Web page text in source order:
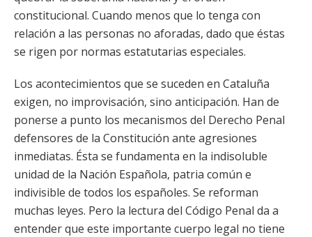
constitucional. Cuando menos que lo tenga con
relación a las personas no aforadas, dado que éstas
se rigen por normas estatutarias especiales.
Los acontecimientos que se suceden en Cataluña
exigen, no improvisación, sino anticipación. Han de
ponerse a punto los mecanismos del Derecho Penal
defensores de la Constitución ante agresiones
inmediatas. Ésta se fundamenta en la indisoluble
unidad de la Nación Española, patria común e
indivisible de todos los españoles. Se reforman
muchas leyes. Pero la lectura del Código Penal da a
entender que este importante cuerpo legal no tiene